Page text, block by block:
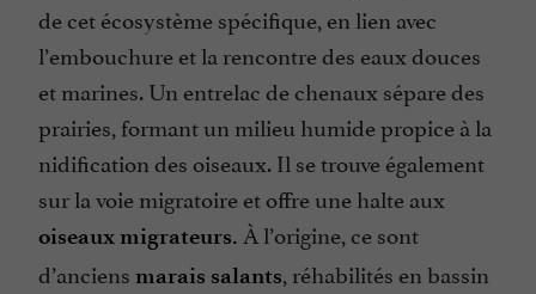
de cet écosystème spécifique, en lien avec
l’embouchure et la rencontre des eaux douces
et marines. Un entrelac de chenaux sépare des
prairies, formant un milieu humide propice à la
nidification des oiseaux. Il se trouve également
sur la voie migratoire et offre une halte aux
oiseaux migrateurs. À l’origine, ce sont
d’anciens marais salants, réhabilités en bassin